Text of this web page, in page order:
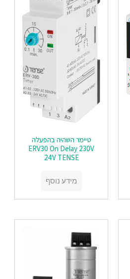
טיימר השהיה בהפעלה
ERV30 On Delay 230V
24V TENSE
מידע נוסף